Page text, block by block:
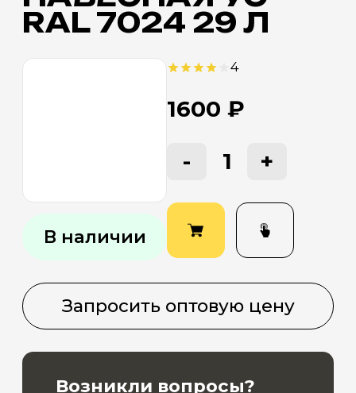
Кронштейны
Металлоконструкции
0
RAL 7024 29 Л
В наличии
4
1600 ₽
-
1 +
Запросить оптовую цену
Возникли вопросы?